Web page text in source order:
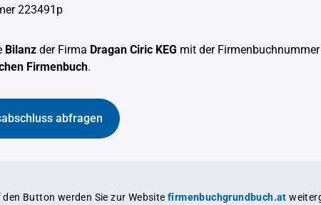
223491p
Bilanz der Firma Dragan Ciric KEG mit der Firmenbuchnummer
Firmenbuch.
abfragen
Button werden Sie zur Website firmenbuchgrundbuch.at weitergeleitet,